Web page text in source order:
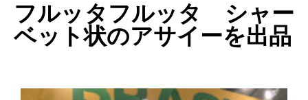
フルッタフルッタ シャー
ベット状のアサイーを出品